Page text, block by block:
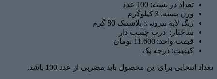
تعداد در بسته: 100
عدد
وزن بسته: 3
کیلوگرم
رنگ لایه بیرونی: پلاستیک 80 گرم
ساختار: درب چسب دار
قیمت واحد: 11.600 تومان
کیفیت: درجه یک
تعداد انتخابی برای این محصول باید مضربی از عدد 100 باشد.